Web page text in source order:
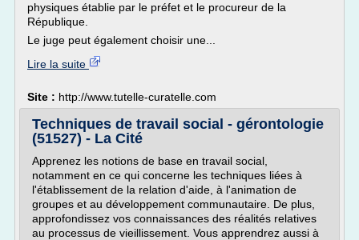
physiques établie par le préfet et le procureur de la
République.
Le juge peut également choisir une...
Lire la suite
Site : http://www.tutelle-curatelle.com
Techniques de travail social - gérontologie
(51527) - La Cité
Apprenez les notions de base en travail social,
notamment en ce qui concerne les techniques liées à
l'établissement de la relation d'aide, à l'animation de
groupes et au développement communautaire. De plus,
approfondissez vos connaissances des réalités relatives
au processus de vieillissement. Vous apprendrez aussi à